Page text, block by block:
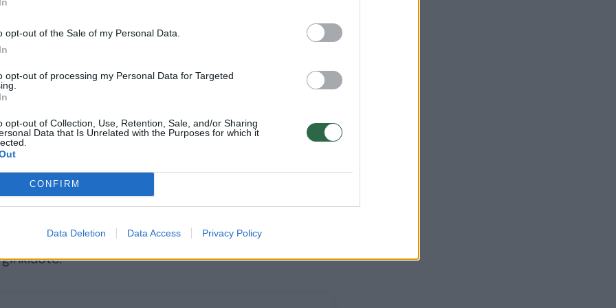
opt-out of the Sale of my Personal Data.
opt-out of processing my Personal Data for Targeted
opt-out of Collection, Use, Retention, Sale, and/or Sharing
Data that Is Unrelated with the Purposes for which it
CONFIRM
Data Deletion Data Access Privacy Policy
(...) Turime aplenkti priešą taikliau
tokiu būdu būdami žingsniu priekyje jo“, – pabrėžė
priėmė sprendimą gynybos finansavimą šiais
Iš šios sumos 20 mln. eurų numatyta skirti būtent